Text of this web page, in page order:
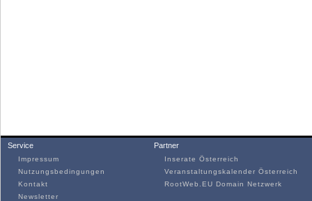
Service
Impressum
Nutzungsbedingungen
Kontakt
Newsletter
Partner
Inserate Österreich
Veranstaltungskalender Österreich
RootWeb.EU Domain Netzwerk